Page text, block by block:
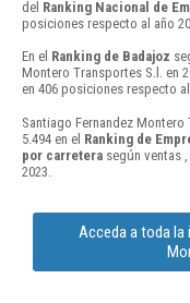
del Ranking Nacional de
posiciones respecto al año
En el Ranking de Badajoz
Montero Transportes S.l. en
en 406 posiciones respecto
Santiago Fernandez
5.494 en el Ranking de
por carretera según ventas
2023.
Acceda a toda la